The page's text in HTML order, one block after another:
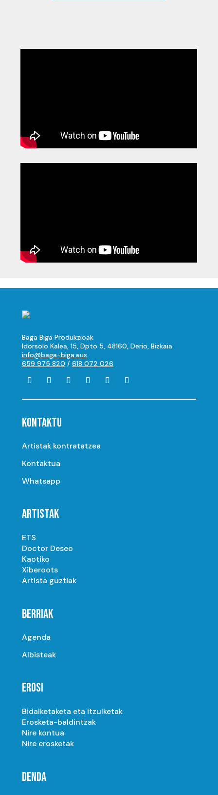
Baga Biga Produkzioak
Idorsolo Kalea, 15, Dpto 5, 48160, Derio, Bizkaia
info@baga-biga.eus
659 975 820 / 618 072 026
KONTAKTU
Artistak kontratatzea
Kontaktua
Whatsapp
ARTISTAK
ETS
Doctor Deseo
Kaotiko
Xiberoots
Artista guztiak
BERRIAK
Agenda
Albisteak
EROSI
Bidalketaketa eta itzulketak
Erosketa-baldintzak
Nire kontua
Nire erosketak
DENDA